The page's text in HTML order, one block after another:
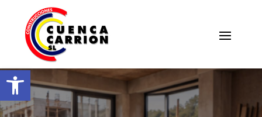
Abrir barra de herramientas